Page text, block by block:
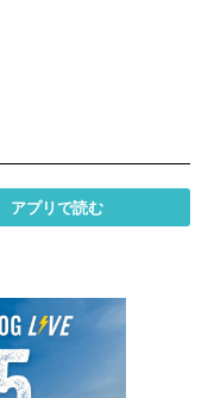
アプリで読む